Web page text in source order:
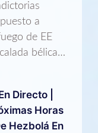
a
de EE
bélica…
Directo |
Horas
Hezbolá En